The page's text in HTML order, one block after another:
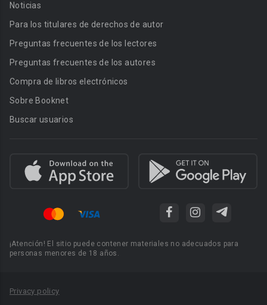
Noticias
Para los titulares de derechos de autor
Preguntas frecuentes de los lectores
Preguntas frecuentes de los autores
Compra de libros electrónicos
Sobre Booknet
Buscar usuarios
¡Atención! El sitio puede contener materiales no adecuados para
personas menores de 18 años.
Privacy policy